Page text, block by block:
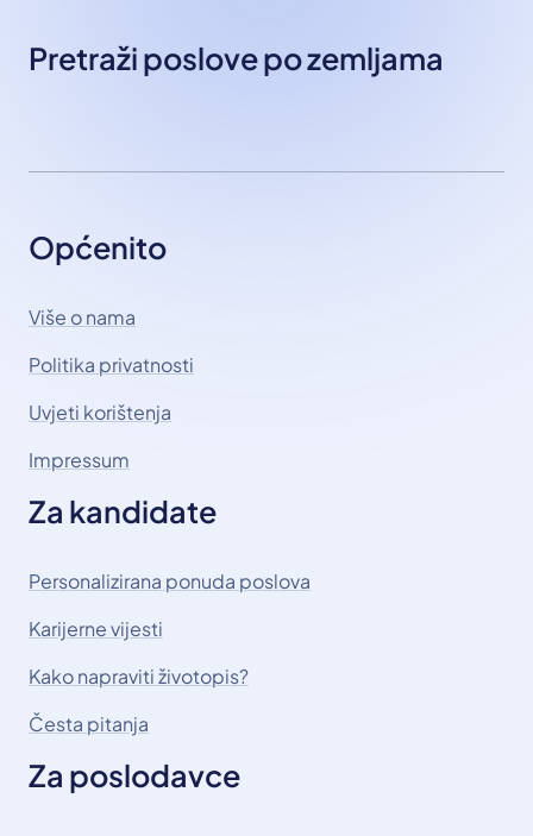
Pretraži poslove po zemljama
Općenito
Više o nama
Politika privatnosti
Uvjeti korištenja
Impressum
Za kandidate
Personalizirana ponuda poslova
Karijerne vijesti
Kako napraviti životopis?
Česta pitanja
Za poslodavce